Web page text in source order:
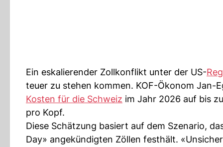
Ein eskalierender Zollkonflikt unter der US-
teuer zu stehen kommen. KOF-Ökonom
Kosten für die Schweiz im Jahr 2026 auf bis
pro Kopf.
Diese Schätzung basiert auf dem Szenario,
Day» angekündigten Zöllen festhält.